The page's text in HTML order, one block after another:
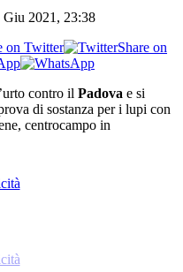
di sostanza per i lupi con
centrocampo in
Forte e lo fa in maniera